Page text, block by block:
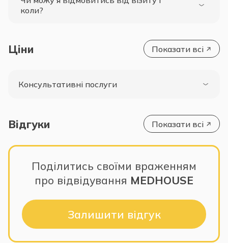
коли?
Ціни Показати всі
Консультативні послуги
Відгуки Показати всі
Поділитись своїми враженням
про відвідування MEDHOUSE
Залишити відгук